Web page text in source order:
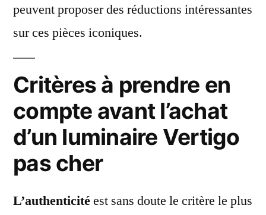
peuvent proposer des réductions intéressantes
sur ces pièces iconiques.
Critères à prendre en
compte avant l’achat
d’un luminaire Vertigo
pas cher
L’authenticitéest sans doute le critère le plus